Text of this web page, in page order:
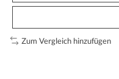
Zum Vergleich hinzufügen